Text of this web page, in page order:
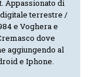
Appassionato di
terrestre /
e Voghera e
dove
aggiungendo al
e Iphone.